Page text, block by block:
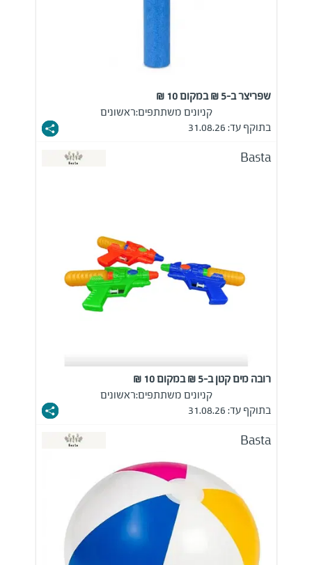
שפריצר ב-5 ₪ במקום 10 ₪
קניונים משתתפים:ראשונים
בתוקף עד: 31.08.26
Basta
רובה מים קטן ב-5 ₪ במקום 10 ₪
קניונים משתתפים:ראשונים
בתוקף עד: 31.08.26
Basta